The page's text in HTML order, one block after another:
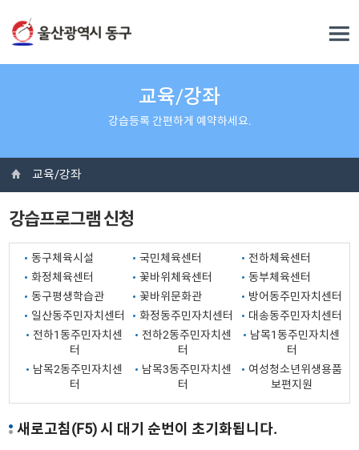
교육/강좌
강습등록 간편하게 예약하세요.
교육/강좌
강습프로그램 신청
동구체육시설 국민체육센터
전하체육센터
화정체육센터
꽃바위체육센터
동부체육센터
동구평생학습관
꽃바위문화관
방어동주민자치센터
일산동주민자치센터
화정동주민자치센터
대송동주민자치센터
전하1동주민자치센
터
전하2동주민자치센
터
남목1동주민자치센
터
남목2동주민자치센
터
남목3동주민자치센
터
여성청소년위생용품
보편지원
새로고침(F5) 시 대기 순번이 초기화됩니다.